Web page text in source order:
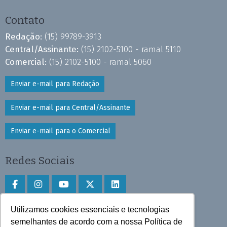
Utilizamos cookies essenciais e tecnologias
semelhantes de acordo com a nossa Política de
Contato
Redação: (15) 99789-3913
Central/Assinante: (15) 2102-5100 - ramal 5110
Comercial: (15) 2102-5100 - ramal 5060
Enviar e-mail para Redação
Enviar e-mail para Central/Assinante
Enviar e-mail para o Comercial
Redes Sociais
Faça download do aplicativo